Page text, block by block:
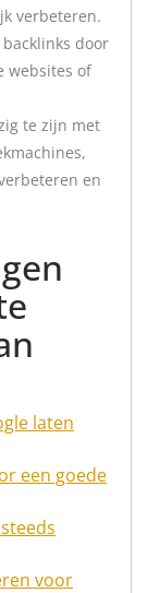
verbeteren.
door
websites of
te zijn met
en
laten
een goede
voor